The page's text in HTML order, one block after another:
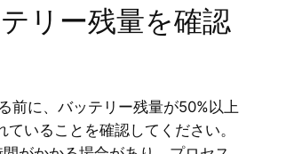
リー残量を確認
前に、バッテリー残量が50%以上
いることを確認してください。